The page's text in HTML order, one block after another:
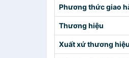
Phương thức giao
Thương hiệu
Xuất xứ thương hiệu